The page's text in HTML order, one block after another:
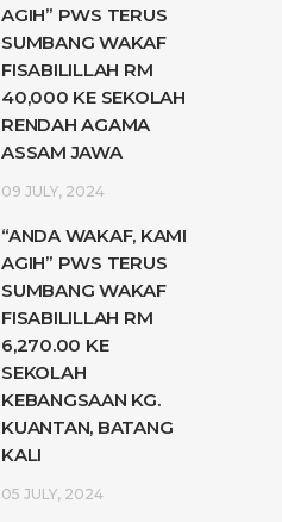
AGIH” PWS TERUS
SUMBANG WAKAF
FISABILILLAH RM
40,000 KE SEKOLAH
RENDAH AGAMA
ASSAM JAWA
09 JULY, 2024
“ANDA WAKAF, KAMI
AGIH” PWS TERUS
SUMBANG WAKAF
FISABILILLAH RM
6,270.00 KE
SEKOLAH
KEBANGSAAN KG.
KUANTAN, BATANG
KALI
05 JULY, 2024